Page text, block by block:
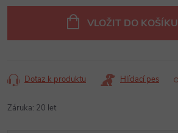
VLOŽIT DO KOŠÍKU
Dotaz k produktu Hlídací pes
Záruka: 20 let